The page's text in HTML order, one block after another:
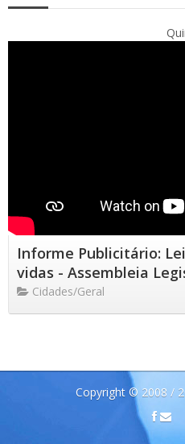
Informe Publicitário:
vidas - Assembleia
Cidades/Geral
Copyright © 2008 /